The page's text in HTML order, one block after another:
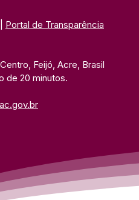
Portal de Transparência
Feijó, Acre, Brasil
de 20 minutos.